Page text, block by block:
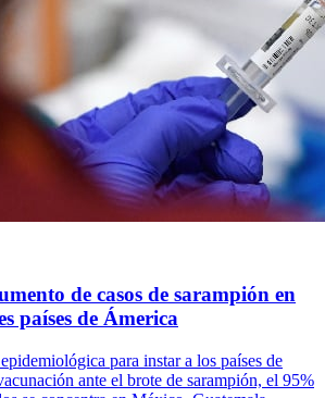
de casos de sarampión en
países de Ámerica
para instar a los países de
ante el brote de sarampión, el 95%